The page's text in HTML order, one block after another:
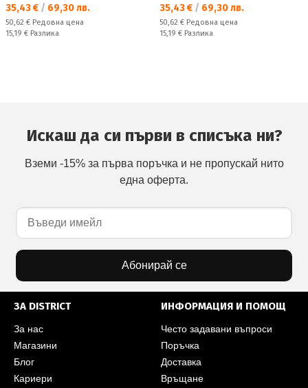
Текуща цена:
35,43 € / 69,30 лв.
Редовна цена:
50,62 € Редовна цена
Спестявате:
15,19 € Разлика
Текуща цена:
35,43 € / 69,30 лв.
Редовна цена:
50,62 € Редовна цена
Спестявате:
15,19 € Разлика
Искаш да си първи в списъка ни?
Вземи -15% за първа поръчка и не пропускай нито
една оферта.
Абонирай се
ЗА DISTRICT
За нас
Магазини
Блог
Кариери
ИНФОРМАЦИЯ И ПОМОЩ
Често задавани въпроси
Поръчка
Доставка
Връщане